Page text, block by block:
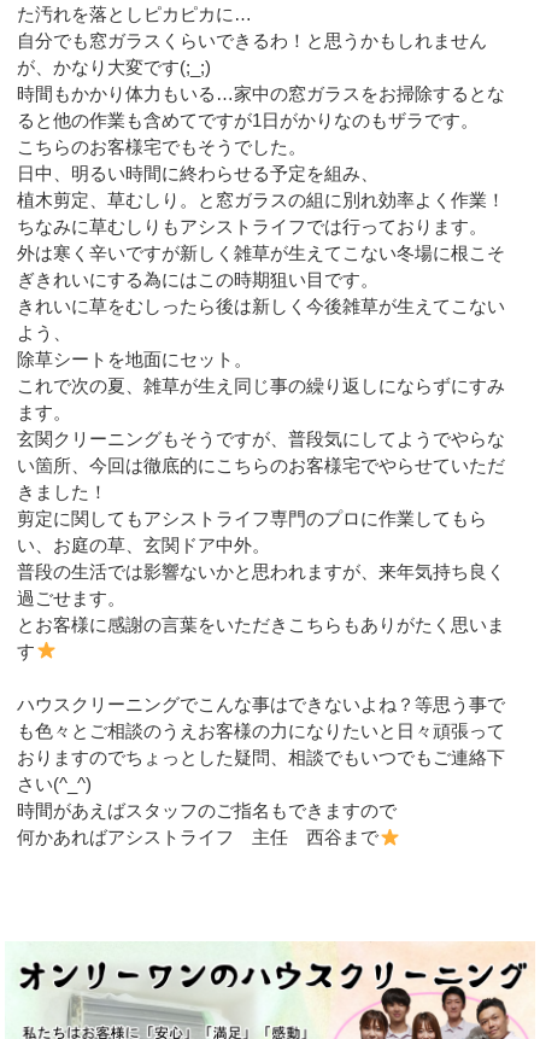
た汚れを落としピカピカに…
自分でも窓ガラスくらいできるわ！と思うかもしれません
が、かなり大変です(;_;)
時間もかかり体力もいる…家中の窓ガラスをお掃除するとな
ると他の作業も含めてですが1日がかりなのもザラです。
こちらのお客様宅でもそうでした。
日中、明るい時間に終わらせる予定を組み、
植木剪定、草むしり。と窓ガラスの組に別れ効率よく作業！
ちなみに草むしりもアシストライフでは行っております。
外は寒く辛いですが新しく雑草が生えてこない冬場に根こそ
ぎきれいにする為にはこの時期狙い目です。
きれいに草をむしったら後は新しく今後雑草が生えてこない
よう、
除草シートを地面にセット。
これで次の夏、雑草が生え同じ事の繰り返しにならずにすみ
ます。
玄関クリーニングもそうですが、普段気にしてようでやらな
い箇所、今回は徹底的にこちらのお客様宅でやらせていただ
きました！
剪定に関してもアシストライフ専門のプロに作業してもら
い、お庭の草、玄関ドア中外。
普段の生活では影響ないかと思われますが、来年気持ち良く
過ごせます。
とお客様に感謝の言葉をいただきこちらもありがたく思いま
す
ハウスクリーニングでこんな事はできないよね？等思う事で
も色々とご相談のうえお客様の力になりたいと日々頑張って
おりますのでちょっとした疑問、相談でもいつでもご連絡下
さい(^_^)
時間があえばスタッフのご指名もできますので
何かあればアシストライフ 主任 西谷まで